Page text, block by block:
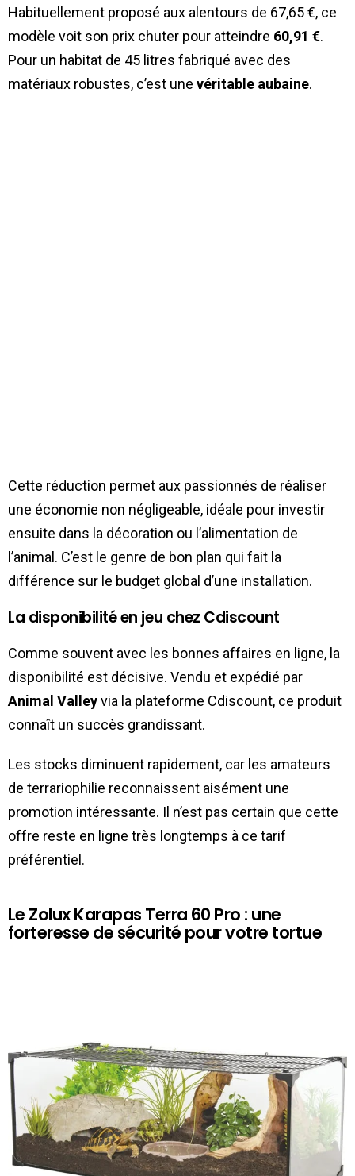
Habituellement proposé aux alentours de 67,65 €, ce
modèle voit son prix chuter pour atteindre 60,91 €.
Pour un habitat de 45 litres fabriqué avec des
matériaux robustes, c’est une véritable aubaine.
Cette réduction permet aux passionnés de réaliser
une économie non négligeable, idéale pour investir
ensuite dans la décoration ou l’alimentation de
l’animal. C’est le genre de bon plan qui fait la
différence sur le budget global d’une installation.
La disponibilité en jeu chez Cdiscount
Comme souvent avec les bonnes affaires en ligne, la
disponibilité est décisive. Vendu et expédié par
Animal Valleyvia la plateforme Cdiscount, ce produit
connaît un succès grandissant.
Les stocks diminuent rapidement, car les amateurs
de terrariophilie reconnaissent aisément une
promotion intéressante. Il n’est pas certain que cette
offre reste en ligne très longtemps à ce tarif
préférentiel.
Le Zolux Karapas Terra 60 Pro : une
forteresse de sécurité pour votre tortue